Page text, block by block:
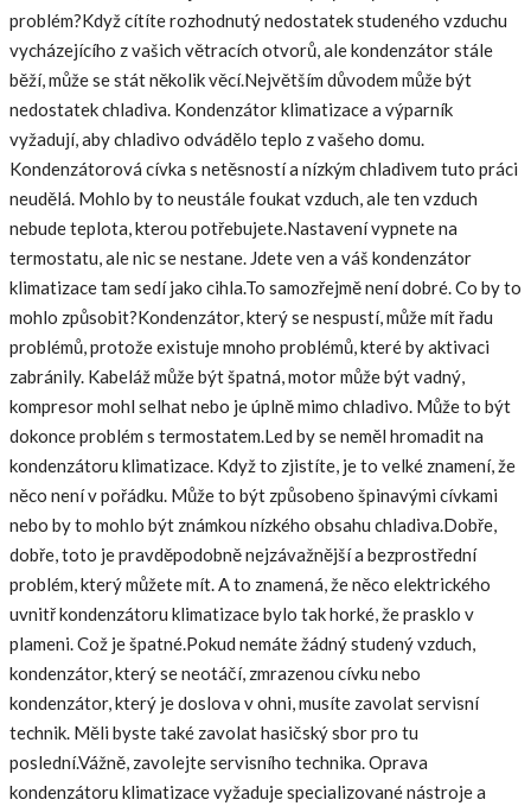
problém?Když cítíte rozhodnutý nedostatek studeného vzduchu
vycházejícího z vašich větracích otvorů, ale kondenzátor stále
běží, může se stát několik věcí.Největším důvodem může být
nedostatek chladiva. Kondenzátor klimatizace a výparník
vyžadují, aby chladivo odvádělo teplo z vašeho domu.
Kondenzátorová cívka s netěsností a nízkým chladivem tuto práci
neudělá. Mohlo by to neustále foukat vzduch, ale ten vzduch
nebude teplota, kterou potřebujete.Nastavení vypnete na
termostatu, ale nic se nestane. Jdete ven a váš kondenzátor
klimatizace tam sedí jako cihla.To samozřejmě není dobré. Co by to
mohlo způsobit?Kondenzátor, který se nespustí, může mít řadu
problémů, protože existuje mnoho problémů, které by aktivaci
zabránily. Kabeláž může být špatná, motor může být vadný,
kompresor mohl selhat nebo je úplně mimo chladivo. Může to být
dokonce problém s termostatem.Led by se neměl hromadit na
kondenzátoru klimatizace. Když to zjistíte, je to velké znamení, že
něco není v pořádku. Může to být způsobeno špinavými cívkami
nebo by to mohlo být známkou nízkého obsahu chladiva.Dobře,
dobře, toto je pravděpodobně nejzávažnější a bezprostřední
problém, který můžete mít. A to znamená, že něco elektrického
uvnitř kondenzátoru klimatizace bylo tak horké, že prasklo v
plameni. Což je špatné.Pokud nemáte žádný studený vzduch,
kondenzátor, který se neotáčí, zmrazenou cívku nebo
kondenzátor, který je doslova v ohni, musíte zavolat servisní
technik. Měli byste také zavolat hasičský sbor pro tu
poslední.Vážně, zavolejte servisního technika. Oprava
kondenzátoru klimatizace vyžaduje specializované nástroje a